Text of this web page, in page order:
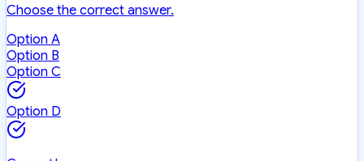
Choose the correct answer.
Option A
Option B
Option C
Option D